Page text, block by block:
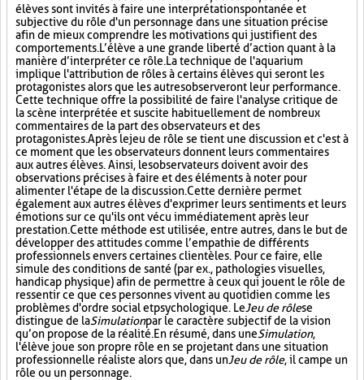
élèves sont invités à faire une interprétation spontanée et
subjective du rôle d'un personnage dans une situation précise
afin de mieux comprendre les motivations qui justifient des
comportements. L’élève a une grande liberté d’action quant à la
manière d’interpréter ce rôle. La technique de l'aquarium
implique l'attribution de rôles à certains élèves qui seront les
protagonistes alors que les autres observeront leur performance.
Cette technique offre la possibilité de faire l'analyse critique de
la scène interprétée et suscite habituellement de nombreux
commentaires de la part des observateurs et des
protagonistes. Après le jeu de rôle se tient une discussion et c'est à
ce moment que les observateurs donnent leurs commentaires
aux autres élèves. Ainsi, les observateurs doivent avoir des
observations précises à faire et des éléments à noter pour
alimenter l'étape de la discussion. Cette dernière permet
également aux autres élèves d'exprimer leurs sentiments et leurs
émotions sur ce qu'ils ont vécu immédiatement après leur
prestation. Cette méthode est utilisée, entre autres, dans le but de
développer des attitudes comme l’empathie de différents
professionnels envers certaines clientèles. Pour ce faire, elle
simule des conditions de santé (par ex., pathologies visuelles,
handicap physique) afin de permettre à ceux qui jouent le rôle de
ressentir ce que ces personnes vivent au quotidien comme les
problèmes d'ordre social et psychologique. LeJeu de rôlese
distingue de laSimulationpar le caractère subjectif de la vision
qu’on propose de la réalité. En résumé, dans uneSimulation,
l'élève joue son propre rôle en se projetant dans une situation
professionnelle réaliste alors que, dans unJeu de rôle, il campe un
rôle ou un personnage.